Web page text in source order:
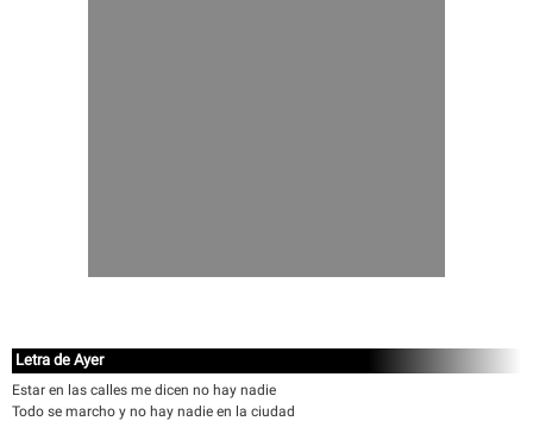
Letra de Ayer
Estar en las calles me dicen no hay nadie
Todo se marcho y no hay nadie en la ciudad